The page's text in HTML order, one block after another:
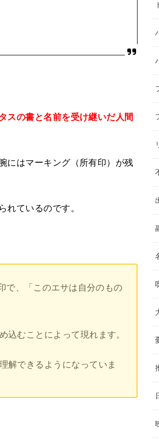
スの書と名前を受け継いだ人間
にはマーキング（所有印）が残
れているのです。
で、「このエサは自分のもの
込むことによって現れます。
解できるようになっていま